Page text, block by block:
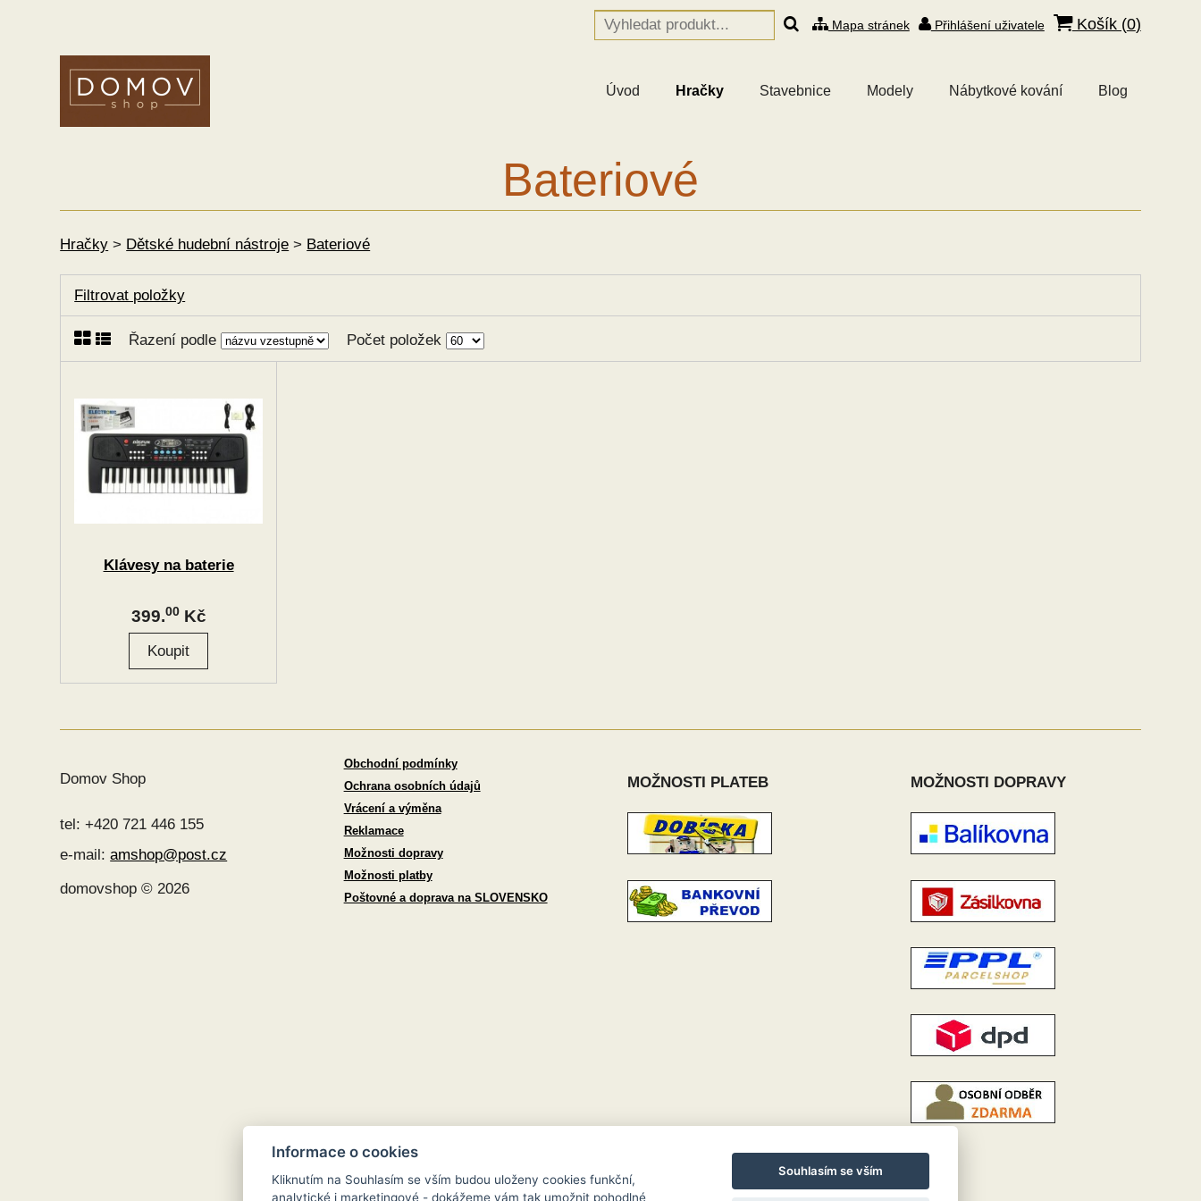
Mapa stránek Přihlášení uživatele Košík (0)
Úvod Hračky Stavebnice Modely Nábytkové kování Blog
Bateriové
Hračky > Dětské hudební nástroje > Bateriové
Filtrovat položky
Řazení podle Počet položek
Klávesy na baterie
399.00Kč
Domov Shop
tel: +420 721 446 155
e-mail:amshop@post.cz
domovshop © 2026
Obchodní podmínky
Ochrana osobních údajů
Vrácení a výměna
Reklamace
Možnosti dopravy
Možnosti platby
Poštovné a doprava na SLOVENSKO
MOŽNOSTI PLATEB MOŽNOSTI DOPRAVY
Informace o cookies
Kliknutím na Souhlasím se vším budou uloženy cookies funkční,
analytické i marketingové - dokážeme vám tak umožnit pohodlné
Souhlasím se vším